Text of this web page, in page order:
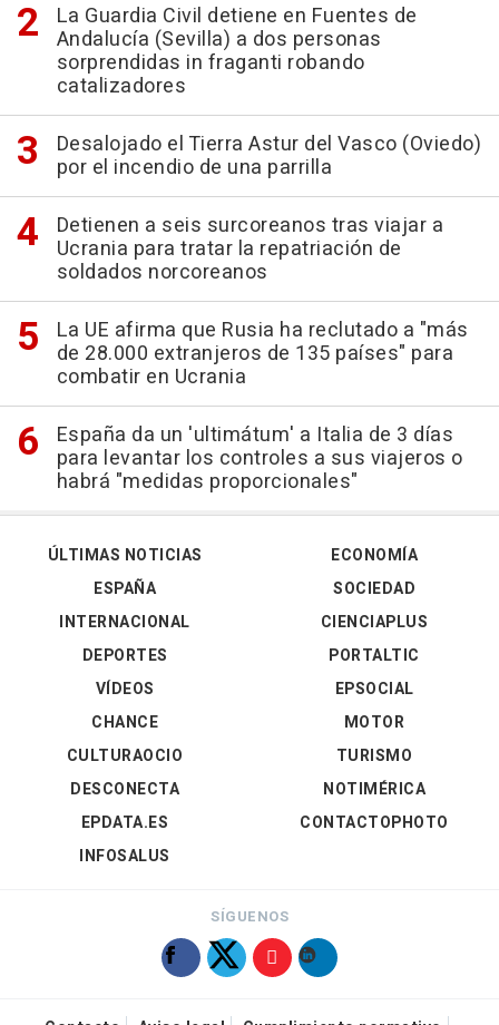
La Guardia Civil detiene en Fuentes de
Andalucía (Sevilla) a dos personas
sorprendidas in fraganti robando
catalizadores
Desalojado el Tierra Astur del Vasco (Oviedo)
por el incendio de una parrilla
Detienen a seis surcoreanos tras viajar a
Ucrania para tratar la repatriación de
soldados norcoreanos
La UE afirma que Rusia ha reclutado a "más
de 28.000 extranjeros de 135 países" para
combatir en Ucrania
España da un 'ultimátum' a Italia de 3 días
para levantar los controles a sus viajeros o
habrá "medidas proporcionales"
ÚLTIMAS NOTICIAS
ESPAÑA
INTERNACIONAL
DEPORTES
VÍDEOS
ECONOMÍA
SOCIEDAD
CIENCIAPLUS
PORTALTIC
EPSOCIAL
CHANCE
CULTURAOCIO
DESCONECTA
EPDATA.ES
INFOSALUS
MOTOR
TURISMO
NOTIMÉRICA
CONTACTOPHOTO
SÍGUENOS